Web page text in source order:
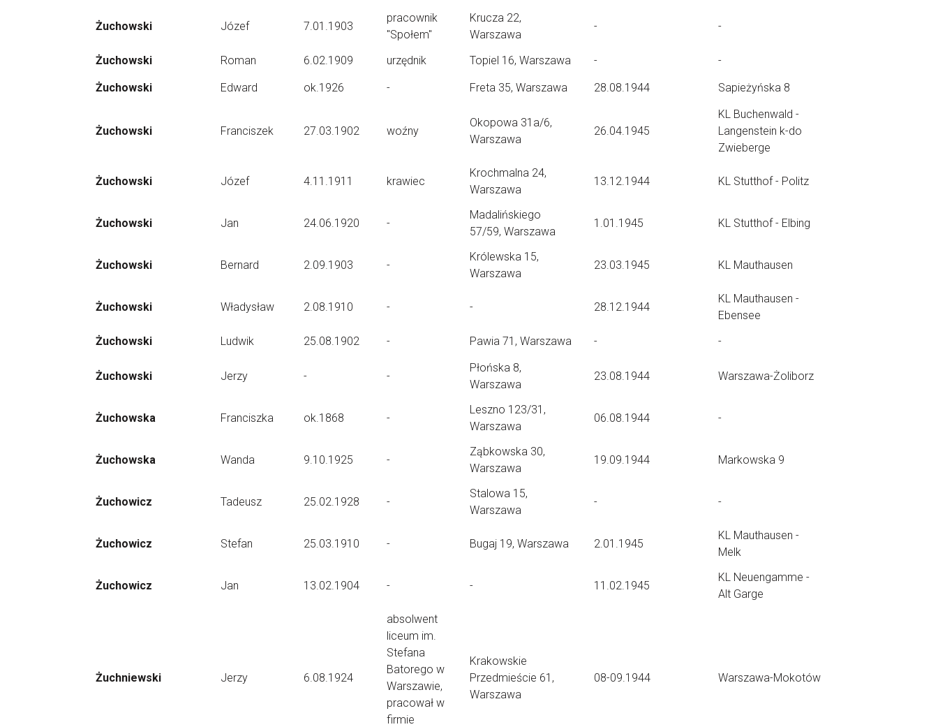
Żuchowski Józef 7.01.1903
pracownik
"Społem"
Krucza 22,
Warszawa
- -
Żuchowski Roman 6.02.1909 urzędnik Topiel 16, Warszawa - -
Żuchowski Edward ok.1926 - Freta 35, Warszawa 28.08.1944 Sapieżyńska 8
Żuchowski Franciszek 27.03.1902 woźny
Okopowa 31a/6,
Warszawa
26.04.1945
KL Buchenwald -
Langenstein k-do
Zwieberge
Żuchowski Józef 4.11.1911 krawiec
Krochmalna 24,
Warszawa
13.12.1944 KL Stutthof - Politz
Żuchowski Jan 24.06.1920 -
Madalińskiego
57/59, Warszawa
1.01.1945 KL Stutthof - Elbing
Żuchowski Bernard 2.09.1903 -
Królewska 15,
Warszawa
23.03.1945 KL Mauthausen
Żuchowski Władysław 2.08.1910 - - 28.12.1944
KL Mauthausen -
Ebensee
Żuchowski
Ludwik 25.08.1902 - Pawia 71, Warszawa - -
Żuchowski Jerzy - -
Płońska 8,
Warszawa
23.08.1944 Warszawa-Żoliborz
Żuchowska Franciszka ok.1868 -
Leszno 123/31,
Warszawa
06.08.1944 -
Żuchowska Wanda 9.10.1925 -
Ząbkowska 30,
Warszawa
19.09.1944 Markowska 9
Żuchowicz Tadeusz 25.02.1928 -
Stalowa 15,
Warszawa
- -
Żuchowicz Stefan 25.03.1910 - Bugaj 19, Warszawa 2.01.1945
KL Mauthausen -
Melk
Żuchowicz Jan 13.02.1904 - - 11.02.1945
KL Neuengamme -
Alt Garge
Żuchniewski Jerzy 6.08.1924
absolwent
liceum im.
Stefana
Batorego w
Warszawie,
pracował w
firmie
Krakowskie
Przedmieście 61,
Warszawa
08-09.1944 Warszawa-Mokotów